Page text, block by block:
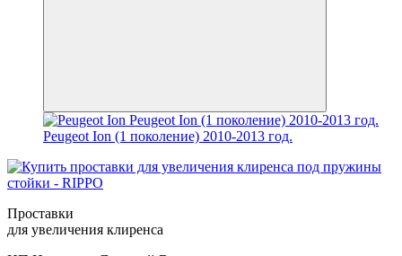
Peugeot Ion (1 поколение) 2010-2013 год.
Проставки
для увеличения клиренса